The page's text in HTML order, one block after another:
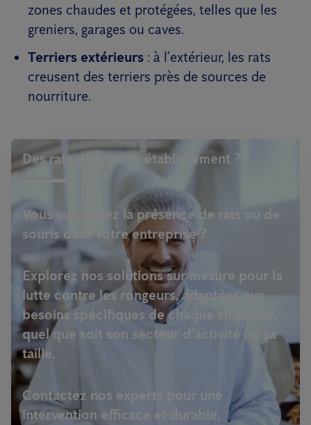
zones chaudes et protégées, telles que les
greniers, garages ou caves.
Terriers extérieurs : à l’extérieur, les rats
creusent des terriers près de sources de
nourriture.
Des rats dans votre établissement ?
Vous suspectez la présence de rats ou de
souris dans votre entreprise ?
Explorez nos solutions sur mesure pour la
lutte contre les rongeurs, adaptées aux
besoins spécifiques de chaque structure,
quel que soit son secteur d’activité ou sa
taille.
Contactez nos experts pour une
intervention efficace et durable,